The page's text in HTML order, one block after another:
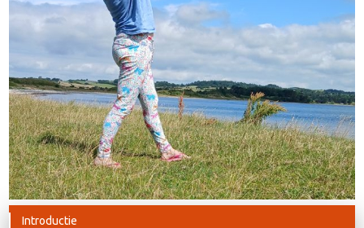
Introductie